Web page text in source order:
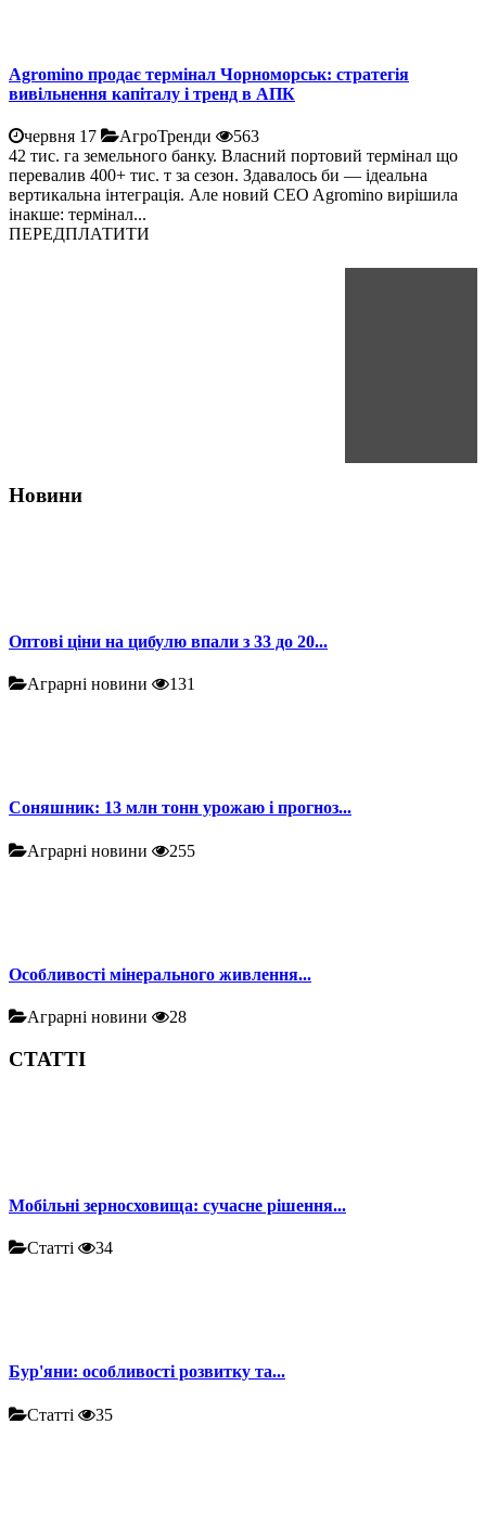
Agromino продає термінал Чорноморськ: стратегія
вивільнення капіталу і тренд в АПК
червня 17 АгроТренди
563
42 тис. га земельного банку. Власний портовий термінал що
перевалив 400+ тис. т за сезон. Здавалось би — ідеальна
вертикальна інтеграція. Але новий CEO Agromino вирішила
інакше: термінал...
ПЕРЕДПЛАТИТИ
Новини
Оптові ціни на цибулю впали з 33 до 20...
Аграрні новини 131
Соняшник: 13 млн тонн урожаю і прогноз...
Аграрні новини 255
Особливості мінерального живлення...
Аграрні новини 28
СТАТТІ
Мобільні зерносховища: сучасне рішення...
Статті 34
Бур'яни: особливості розвитку та...
Статті 35